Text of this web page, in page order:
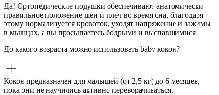
Да! Ортопедические подушки обеспечивают анатомически
правильное положение шеи и плеч во время сна, благодаря
этому нормализуется кровоток, уходят напряжение и зажимы
в мышцах, а вы просыпаетесь бодрыми и выспавшимися!
До какого возраста можно использовать baby кокон?
Кокон предназначен для малышей (от 2,5 кг) до 6 месяцев,
пока они не научились активно переворачиваться.